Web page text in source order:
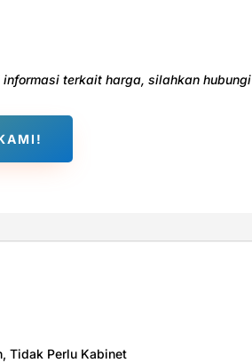
informasi terkait harga, silahkan
Tidak Perlu Kabinet